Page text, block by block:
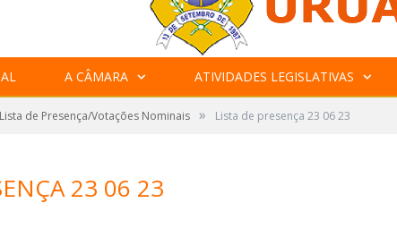
A CÂMARA ATIVIDADES LEGISLATIVAS
Lista de Presença/Votações Nominais » Lista de presença 23 06 23
23 06 23